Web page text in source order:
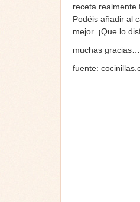
receta realmente
Podéis añadir al
mejor. ¡Que lo
muchas gracias…
fuente: